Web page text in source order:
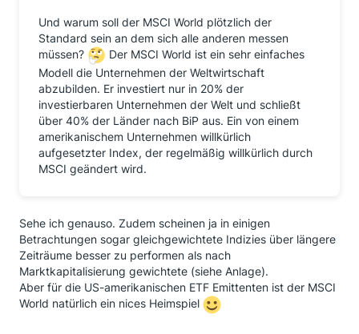
Und warum soll der MSCI World plötzlich der
Standard sein an dem sich alle anderen messen
müssen?
Der MSCI World ist ein sehr einfaches
Modell die Unternehmen der Weltwirtschaft
abzubilden. Er investiert nur in 20% der
investierbaren Unternehmen der Welt und schließt
über 40% der Länder nach BiP aus. Ein von einem
amerikanischem Unternehmen willkürlich
aufgesetzter Index, der regelmäßig willkürlich durch
MSCI geändert wird.
Sehe ich genauso. Zudem scheinen ja in einigen
Betrachtungen sogar gleichgewichtete Indizies über längere
Zeiträume besser zu performen als nach
Marktkapitalisierung gewichtete (siehe Anlage).
Aber für die US-amerikanischen ETF Emittenten ist der MSCI
World natürlich ein nices Heimspiel